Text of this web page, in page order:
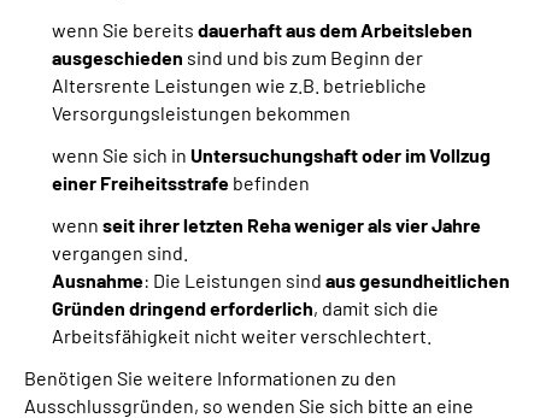
wenn Sie bereits dauerhaft aus dem Arbeitsleben
ausgeschieden sind und bis zum Beginn der
Altersrente Leistungen wie z.B. betriebliche
Versorgungsleistungen bekommen
wenn Sie sich in Untersuchungshaft oder im Vollzug
einer Freiheitsstrafe befinden
wenn seit ihrer letzten Reha weniger als vier Jahre
vergangen sind.
Ausnahme: Die Leistungen sind aus gesundheitlichen
Gründen dringend erforderlich, damit sich die
Arbeitsfähigkeit nicht weiter verschlechtert.
Benötigen Sie weitere Informationen zu den
Ausschlussgründen, so wenden Sie sich bitte an eine